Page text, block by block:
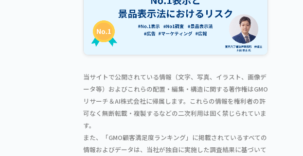
当サイトで公開されている情報（文字、写真、イラスト、画像デ
ータ等）およびこれらの配置・編集・構造に関する著作権はGMO
リサーチ＆AI株式会社に帰属します。これらの情報を権利者の許
可なく無断転載・複製するなどの二次利用は固く禁じられていま
す。
また、「GMO顧客満足度ランキング」に掲載されているすべての
情報およびデータは、当社が独自に実施した調査結果に基づいて